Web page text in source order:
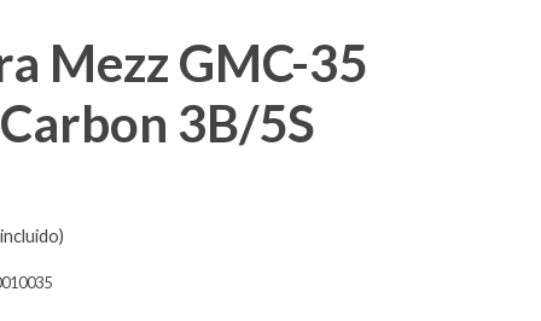
Mezz GMC-35
3B/5S